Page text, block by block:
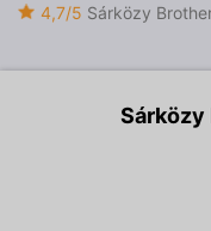
4,7/5 Sárközy